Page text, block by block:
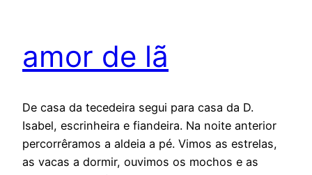
amor de lã
De casa da tecedeira segui para casa da D.
Isabel, escrinheira e fiandeira. Na noite anterior
percorrêramos a aldeia a pé. Vimos as estrelas,
as vacas a dormir, ouvimos os mochos e as